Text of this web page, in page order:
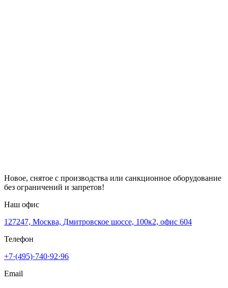
Новое, снятое с производства или санкционное оборудование
без ограничений и запретов!
Наш офис
127247, Москва, Дмитровское шоссе, 100к2, офис 604
Телефон
+7·(495)·740·92·96
Email